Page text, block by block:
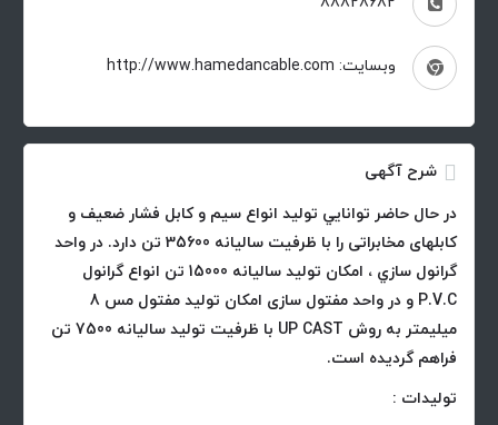
وبسایت: http://www.hamedancable.com
شرح آگهی
در حال حاضر توانايي توليد انواع سيم و كابل فشار ضعیف و
کابلهای مخابراتی را با ظرفیت ساليانه 35600 تن دارد. در واحد
گرانول سازي ، امكان توليد ساليانه 15000 تن انواع گرانول
P.V.C و در واحد مفتول سازی امکان توليد مفتول مس 8
ميليمتر به روش UP CAST با ظرفیت تولید سالیانه 7500 تن
فراهم گرديده است.
تولیدات :